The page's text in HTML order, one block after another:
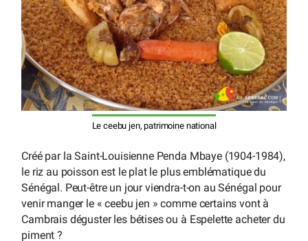
Le ceebu jen, patrimoine national
Créé par la Saint-Louisienne Penda Mbaye (1904-1984),
le riz au poisson est le plat le plus emblématique du
Sénégal. Peut-être un jour viendra-t-on au Sénégal pour
venir manger le « ceebu jen » comme certains vont à
Cambrais déguster les bétises ou à Espelette acheter du
piment ?